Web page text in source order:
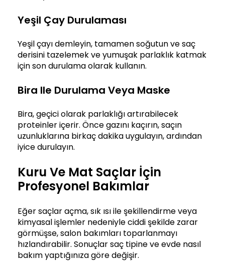
Yeşil Çay Durulaması
Yeşil çayı demleyin, tamamen soğutun ve saç
derisini tazelemek ve yumuşak parlaklık katmak
için son durulama olarak kullanın.
Bira Ile Durulama Veya Maske
Bira, geçici olarak parlaklığı artırabilecek
proteinler içerir. Önce gazını kaçırın, saçın
uzunluklarına birkaç dakika uygulayın, ardından
iyice durulayın.
Kuru Ve Mat Saçlar İçin
Profesyonel Bakımlar
Eğer saçlar açma, sık ısı ile şekillendirme veya
kimyasal işlemler nedeniyle ciddi şekilde zarar
görmüşse, salon bakımları toparlanmayı
hızlandırabilir. Sonuçlar saç tipine ve evde nasıl
bakım yaptığınıza göre değişir.